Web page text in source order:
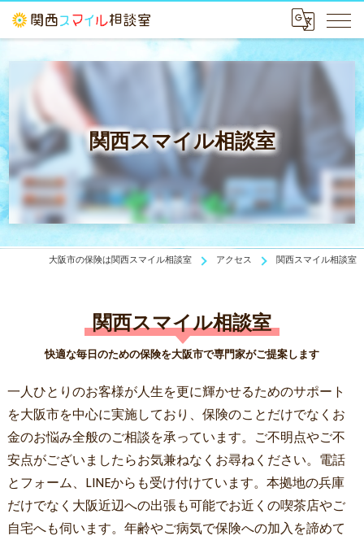
関西スマイル相談室
大阪市の保険は関西スマイル相談室 アクセス 関西スマイル相談室
快適な毎日のための保険を大阪市で専門家がご提案します
関西スマイル相談室
一人ひとりのお客様が人生を更に輝かせるためのサポート
を大阪市を中心に実施しており、保険のことだけでなくお
金のお悩み全般のご相談を承っています。ご不明点やご不
安点がございましたらお気兼ねなくお尋ねください。電話
とフォーム、LINEからも受け付けています。本拠地の兵庫
だけでなく大阪近辺への出張も可能でお近くの喫茶店やご
自宅へも伺います。年齢やご病気で保険への加入を諦めて